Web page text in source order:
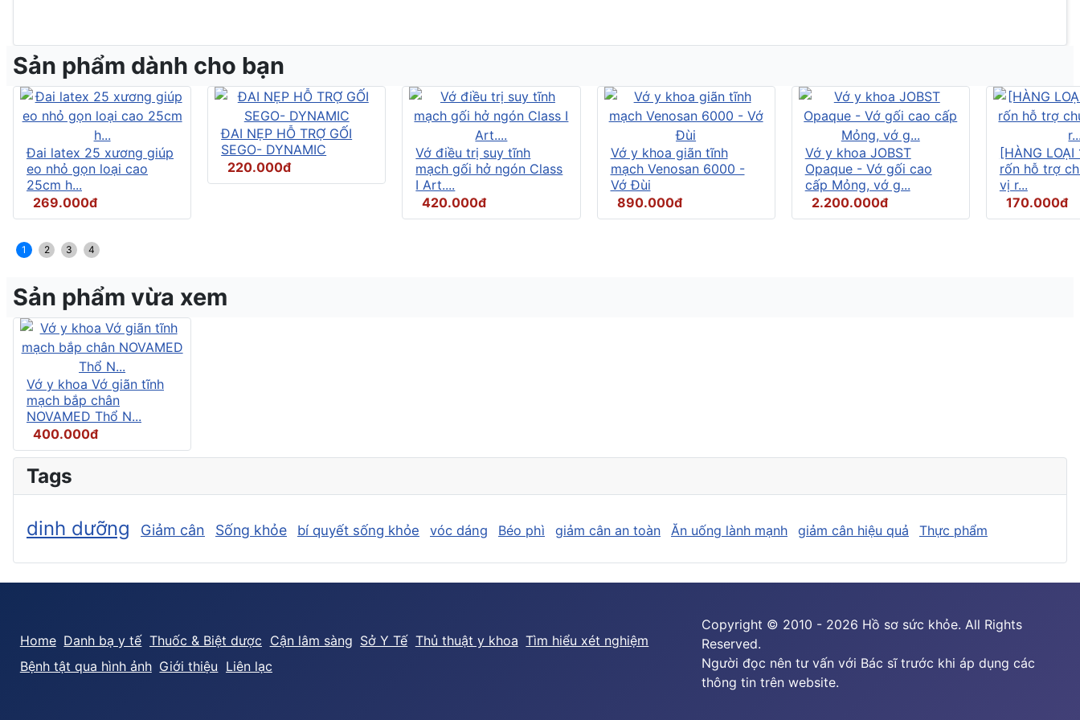
Sản phẩm dành cho bạn
Đai latex 25 xương giúp
eo nhỏ gọn loại cao
25cm h...
269.000đ
ĐAI NẸP HỖ TRỢ GỐI
SEGO- DYNAMIC
220.000đ
Vớ điều trị suy tĩnh
mạch gối hở ngón Class
I Art....
420.000đ
Vớ y khoa giãn tĩnh
mạch Venosan 6000 -
Vớ Đùi
890.000đ
Vớ y khoa JOBST
Opaque - Vớ gối cao
cấp Mỏng, vớ g...
2.200.000đ
[HÀNG
rốn hỗ trợ
vị r...
170.000đ
1 2 3 4
Sản phẩm vừa xem
Vớ y khoa Vớ giãn tĩnh
mạch bắp chân
NOVAMED Thổ N...
400.000đ
Tags
dinh dưỡng Giảm cân Sống khỏe bí quyết sống khỏe vóc dáng Béo phì giảm cân an toàn Ăn uống lành mạnh giảm cân hiệu quả Thực phẩm
Home Danh bạ y tế Thuốc & Biệt dược Cận lâm sàng Sở Y Tế Thủ thuật y khoa Tìm hiểu xét nghiệm
Bệnh tật qua hình ảnh Giới thiệu Liên lạc
Copyright © 2010 - 2026 Hồ sơ sức khỏe. All Rights
Reserved.
Người đọc nên tư vấn với Bác sĩ trước khi áp dụng các
thông tin trên website.